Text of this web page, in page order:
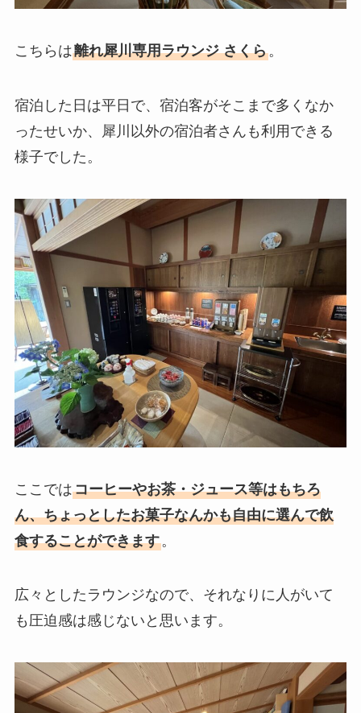
こちらは離れ犀川専用ラウンジ さくら。
宿泊した日は平日で、宿泊客がそこまで多くなか
ったせいか、犀川以外の宿泊者さんも利用できる
様子でした。
ここではコーヒーやお茶・ジュース等はもちろ
ん、ちょっとしたお菓子なんかも自由に選んで飲
食することができます。
広々としたラウンジなので、それなりに人がいて
も圧迫感は感じないと思います。